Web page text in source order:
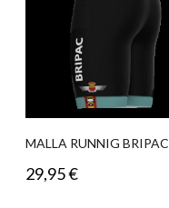
MALLA RUNNIG BRIPAC
29,95€